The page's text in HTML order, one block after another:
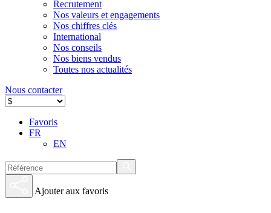
Recrutement
Nos valeurs et engagements
Nos chiffres clés
International
Nos conseils
Nos biens vendus
Toutes nos actualités
Nous contacter
Favoris
FR
EN
Ajouter aux favoris